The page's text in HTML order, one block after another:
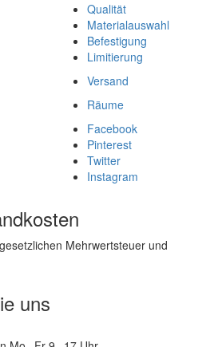
Qualität
Materialauswahl
Befestigung
Limitierung
Versand
Räume
Facebook
Pinterest
Twitter
Instagram
Mehrwertsteuer und
uns